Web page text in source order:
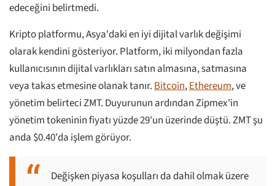
edeceğini belirtmedi.
Kripto platformu, Asya'daki en iyi dijital varlık değişimi
olarak kendini gösteriyor. Platform, iki milyondan fazla
kullanıcısının dijital varlıkları satın almasına, satmasına
veya takas etmesine olanak tanır.Bitcoin,Ethereum, ve
yönetim belirteci ZMT. Duyurunun ardından Zipmex'in
yönetim tokeninin fiyatı yüzde 29'un üzerinde düştü. ZMT şu
anda $0.40'da işlem görüyor.
Değişken piyasa koşulları da dahil olmak üzere